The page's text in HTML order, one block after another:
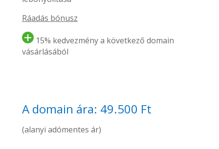
Ráadás bónusz
15% kedvezmény a következő domain
vásárlásából
A domain ára: 49.500 Ft
(alanyi adómentes ár)